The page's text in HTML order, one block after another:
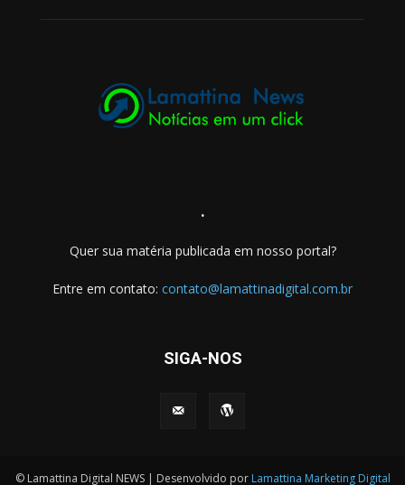
.
Quer sua matéria publicada em nosso portal?
Entre em contato: contato@lamattinadigital.com.br
SIGA-NOS
© Lamattina Digital NEWS | Desenvolvido por Lamattina Marketing Digital